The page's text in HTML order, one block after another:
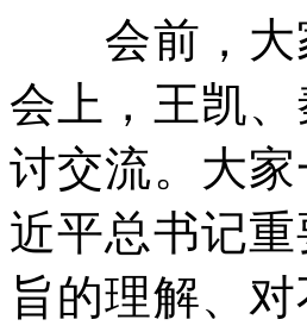
会前，大家
会上，王凯
讨交流。大
近平总书记
旨的理解、